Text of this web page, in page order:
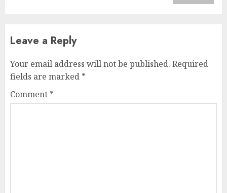
Leave a Reply
Your email address will not be published. Required
fields are marked *
Comment *